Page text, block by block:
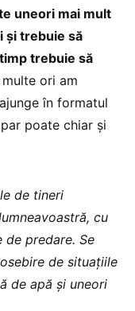
uneori mai mult
și trebuie să
trebuie să
ori am
în formatul
poate chiar și
de tineri
cu
predare. Se
de situațiile
de apă și uneori